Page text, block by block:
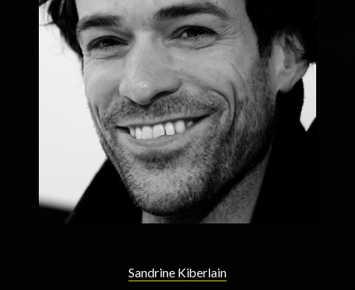
Sandrine Kiberlain